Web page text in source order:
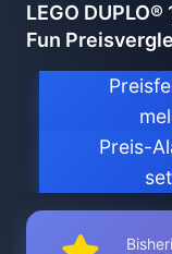
LEGO
Fun
Preis-